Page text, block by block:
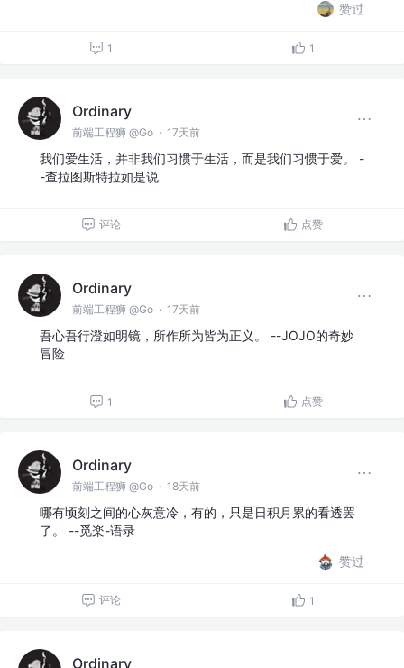
赞过
1 1
Ordinary
前端工程狮 @Go · 17天前
我们爱生活，并非我们习惯于生活，而是我们习惯于爱。 -
-查拉图斯特拉如是说
评论 点赞
Ordinary
前端工程狮 @Go · 17天前
吾心吾行澄如明镜，所作所为皆为正义。 --JOJO的奇妙
冒险
1 点赞
Ordinary
前端工程狮 @Go · 18天前
哪有顷刻之间的心灰意冷，有的，只是日积月累的看透罢
了。 --觅楽-语录
赞过
评论 1
Ordinary